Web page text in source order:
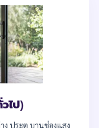
ไป)
ง ประตู บานช่องแสง